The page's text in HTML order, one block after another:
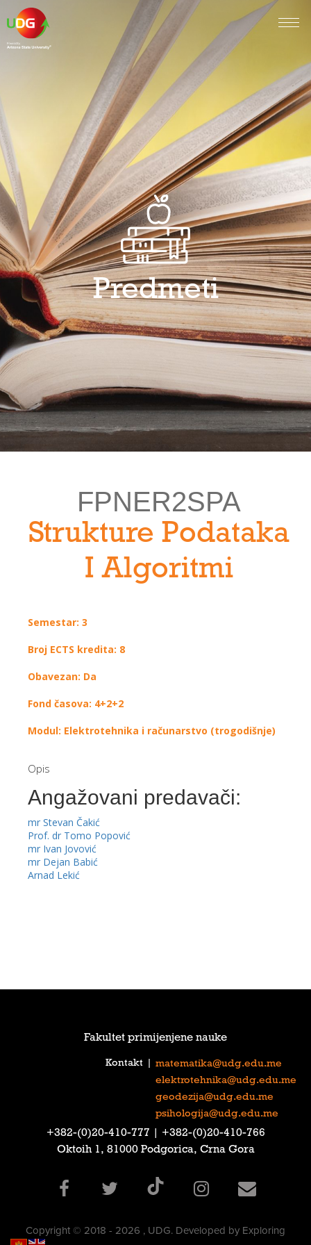
Predmeti
FPNER2SPA
Strukture Podataka
I Algoritmi
Semestar: 3
Broj ECTS kredita: 8
Obavezan: Da
Fond časova: 4+2+2
Modul: Elektrotehnika i računarstvo (trogodišnje)
Opis
Angažovani predavači:
mr Stevan Čakić
Prof. dr Tomo Popović
mr Ivan Jovović
mr Dejan Babić
Arnad Lekić
Fakultet primijenjene nauke
Kontakt
matematika@udg.edu.me
elektrotehnika@udg.edu.me
geodezija@udg.edu.me
psihologija@udg.edu.me
‎+382-(0)20-410-777‎ | ‎+382-(0)20-410-766‎
Oktoih 1, 81000 Podgorica, Crna Gora
Copyright © 2018 - 2026 , UDG. Developed by Exploring